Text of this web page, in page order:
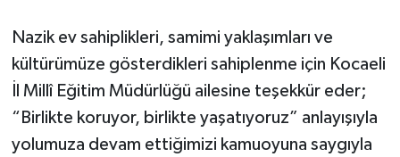
Nazik ev sahiplikleri, samimi yaklaşımları ve
kültürümüze gösterdikleri sahiplenme için Kocaeli
İl Millî Eğitim Müdürlüğü ailesine teşekkür eder;
“Birlikte koruyor, birlikte yaşatıyoruz” anlayışıyla
yolumuza devam ettiğimizi kamuoyuna saygıyla